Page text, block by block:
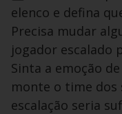
elenco e defina
Precisa mudar
jogador escalado
Sinta a emoção
monte o time dos
escalação seria